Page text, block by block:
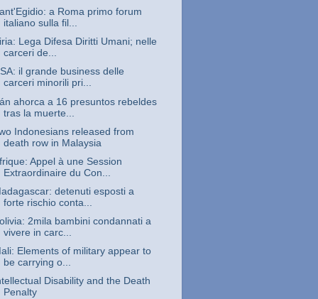
a Roma primo forum
italiano sulla fil...
Lega Difesa Diritti Umani; nelle
carceri de...
il grande business delle
carceri minorili pri...
ahorca a 16 presuntos rebeldes
tras la muerte...
Indonesians released from
death row in Malaysia
Appel à une Session
Extraordinaire du Con...
detenuti esposti a
forte rischio conta...
2mila bambini condannati a
vivere in carc...
Elements of military appear to
be carrying o...
Disability and the Death
Penalty